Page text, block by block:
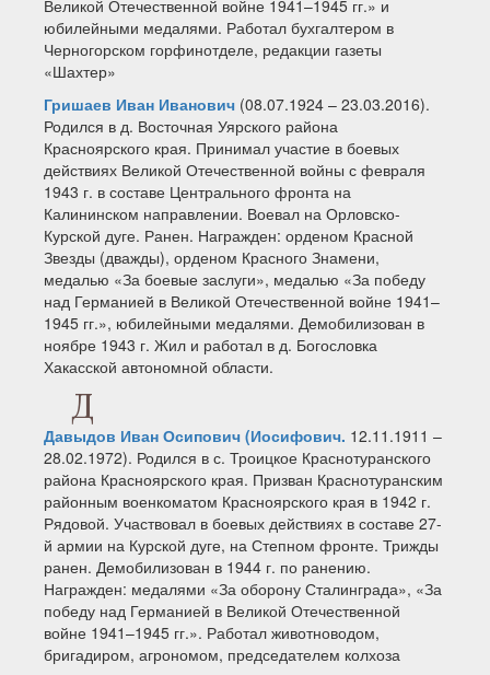
Великой Отечественной войне 1941–1945 гг.» и
юбилейными медалями. Работал бухгалтером в
Черногорском горфинотделе, редакции газеты
«Шахтер»
Гришаев Иван Иванович (08.07.1924 – 23.03.2016).
Родился в д. Восточная Уярского района
Красноярского края. Принимал участие в боевых
действиях Великой Отечественной войны с февраля
1943 г. в составе Центрального фронта на
Калининском направлении. Воевал на Орловско-
Курской дуге. Ранен. Награжден: орденом Красной
Звезды (дважды), орденом Красного Знамени,
медалью «За боевые заслуги», медалью «За победу
над Германией в Великой Отечественной войне 1941–
1945 гг.», юбилейными медалями. Демобилизован в
ноябре 1943 г. Жил и работал в д. Богословка
Хакасской автономной области.
Д
Давыдов Иван Осипович (Иосифович. 12.11.1911 –
28.02.1972). Родился в с. Троицкое Краснотуранского
района Красноярского края. Призван Краснотуранским
районным военкоматом Красноярского края в 1942 г.
Рядовой. Участвовал в боевых действиях в составе 27-
й армии на Курской дуге, на Степном фронте. Трижды
ранен. Демобилизован в 1944 г. по ранению.
Награжден: медалями «За оборону Сталинграда», «За
победу над Германией в Великой Отечественной
войне 1941–1945 гг.». Работал животноводом,
бригадиром, агрономом, председателем колхоза